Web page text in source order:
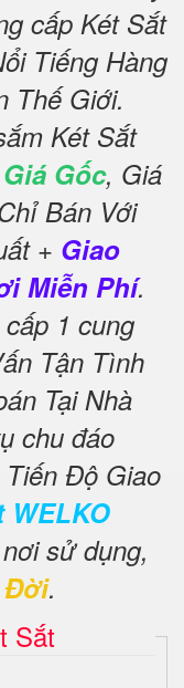
cấp Két Sắt
Tiếng Hàng
Thế Giới.
Két Sắt
Gốc, Giá
Bán Với
+ Giao
Miễn Phí.
1 cung
Tận Tình
Tại Nhà
chu đáo
Độ Giao
WELKO
sử dụng,
Đời.
Sắt